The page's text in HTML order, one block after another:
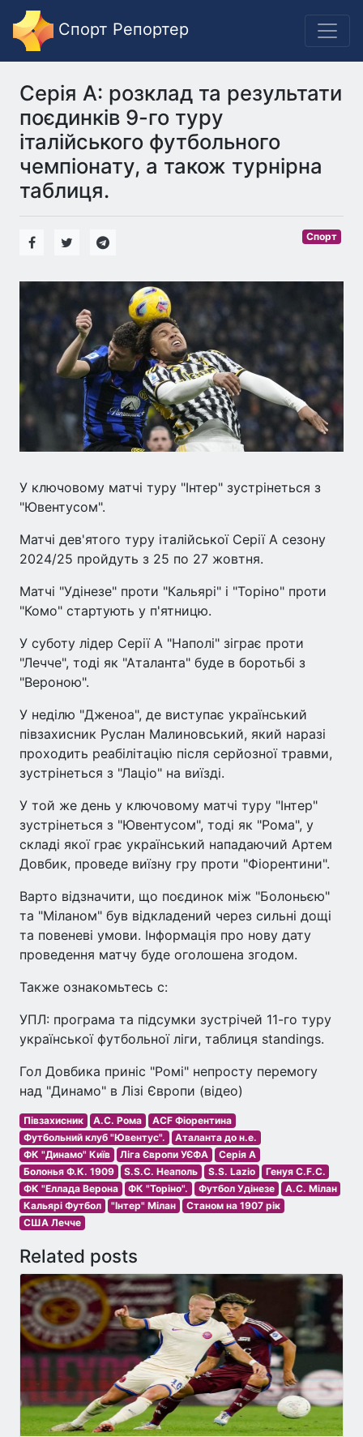
Спорт Репортер
Серія А: розклад та результати
поєдинків 9-го туру
італійського футбольного
чемпіонату, а також турнірна
таблиця.
Спорт
У ключовому матчі туру "Інтер" зустрінеться з
"Ювентусом".
Матчі дев'ятого туру італійської Серії А сезону
2024/25 пройдуть з 25 по 27 жовтня.
Матчі "Удінезе" проти "Кальярі" і "Торіно" проти
"Комо" стартують у п'ятницю.
У суботу лідер Серії А "Наполі" зіграє проти
"Лечче", тоді як "Аталанта" буде в боротьбі з
"Вероною".
У неділю "Дженоа", де виступає український
півзахисник Руслан Малиновський, який наразі
проходить реабілітацію після серйозної травми,
зустрінеться з "Лаціо" на виїзді.
У той же день у ключовому матчі туру "Інтер"
зустрінеться з "Ювентусом", тоді як "Рома", у
складі якої грає український нападаючий Артем
Довбик, проведе виїзну гру проти "Фіорентини".
Варто відзначити, що поєдинок між "Болоньєю"
та "Міланом" був відкладений через сильні дощі
та повеневі умови. Інформація про нову дату
проведення матчу буде оголошена згодом.
Также ознакомьтесь с:
УПЛ: програма та підсумки зустрічей 11-го туру
української футбольної ліги, таблиця standings.
Гол Довбика приніс "Ромі" непросту перемогу
над "Динамо" в Лізі Європи (відео)
Півзахисник А.С. Рома
ACF Фіорентина
Футбольний клуб "Ювентус".
Аталанта до н.е.
ФК "Динамо" Київ
Ліга Європи УЄФА
Серія A
Болонья Ф.К. 1909
S.S.C. Неаполь S.S. Lazio
Генуя C.F.C.
ФК "Еллада Верона
ФК "Торіно". Футбол Удінезе
A.C. Мілан
Кальярі Футбол
"Інтер" Мілан
Станом на 1907 рік
США Лечче
Related posts